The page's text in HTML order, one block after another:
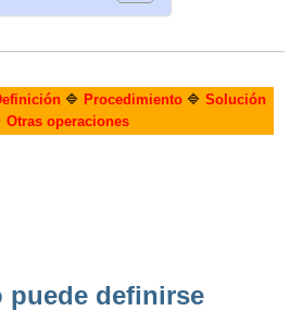
🔷 Procedimiento🔷 Solución
Otras operaciones
puede definirse